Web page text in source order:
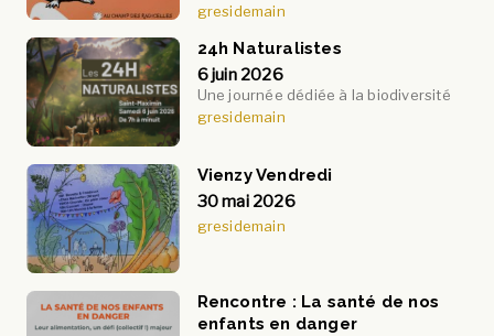
gresidemain
24h Naturalistes
6 juin 2026
Une journée dédiée à la biodiversité
gresidemain
Vienzy Vendredi
30 mai 2026
gresidemain
Rencontre : La santé de nos
enfants en danger